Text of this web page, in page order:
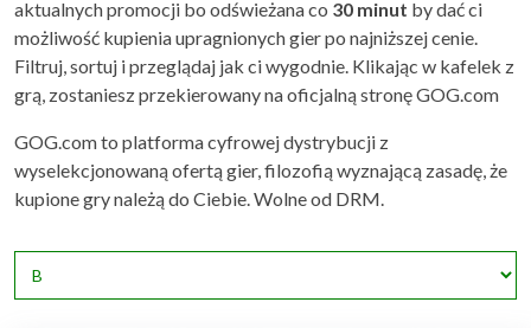
aktualnych promocji bo odświeżana co 30 minut by dać ci
możliwość kupienia upragnionych gier po najniższej cenie.
Filtruj, sortuj i przeglądaj jak ci wygodnie. Klikając w kafelek z
grą, zostaniesz przekierowany na oficjalną stronę GOG.com
GOG.com to platforma cyfrowej dystrybucji z
wyselekcjonowaną ofertą gier, filozofią wyznającą zasadę, że
kupione gry należą do Ciebie. Wolne od DRM.